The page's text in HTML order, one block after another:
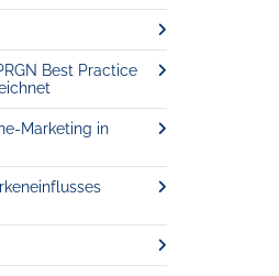
Best Practice
Marketing in